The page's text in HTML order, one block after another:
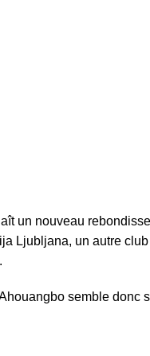
un nouveau
Ljubljana, un autre
semble